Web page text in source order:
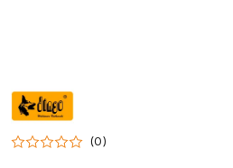
NAZWA
PRODUCENTA:
DINGO
(0)